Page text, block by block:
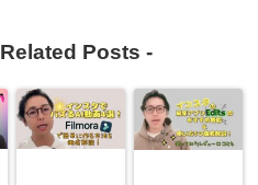
Related Posts -